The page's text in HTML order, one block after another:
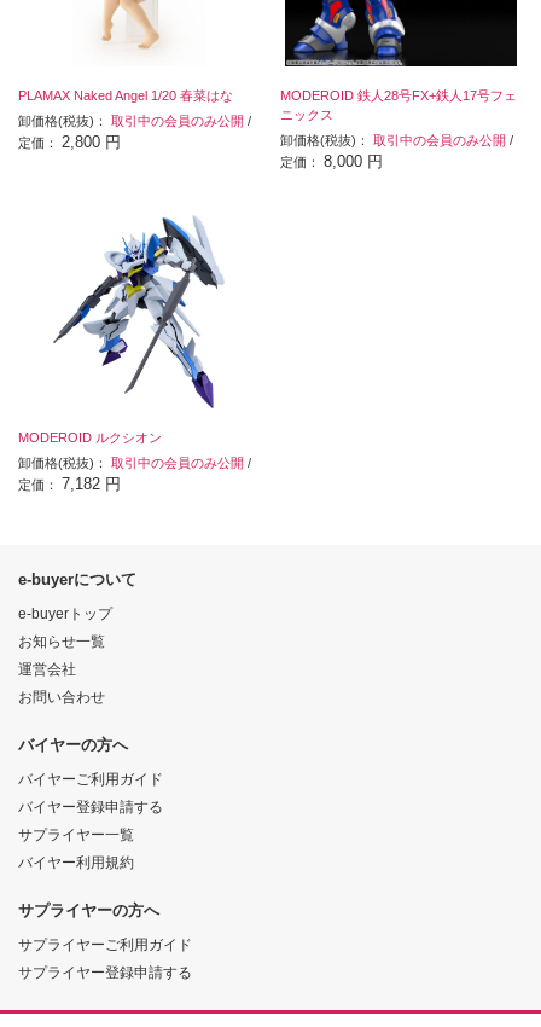
PLAMAX Naked Angel 1/20 春菜はな
卸価格(税抜)： 取引中の会員のみ公開 /
定価： 2,800 円
MODEROID 鉄人28号FX+鉄人17号フェ
ニックス
卸価格(税抜)：取引中の会員のみ公開 /
定価：8,000 円
MODEROID ルクシオン
卸価格(税抜)： 取引中の会員のみ公開 /
定価： 7,182 円
e-buyerについて
e-buyerトップ
お知らせ一覧
運営会社
お問い合わせ
バイヤーの方へ
バイヤーご利用ガイド
バイヤー登録申請する
サプライヤー一覧
バイヤー利用規約
サプライヤーの方へ
サプライヤーご利用ガイド
サプライヤー登録申請する